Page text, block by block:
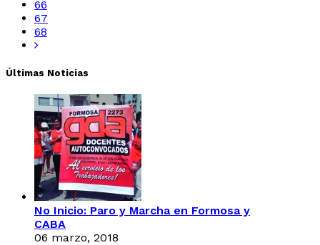
66
67
68
Últimas Noticias
No Inicio: Paro y Marcha en Formosa y
CABA
06 marzo, 2018